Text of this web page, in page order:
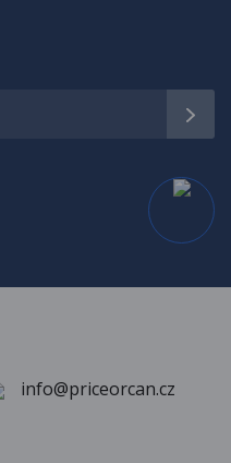
info@priceorcan.cz